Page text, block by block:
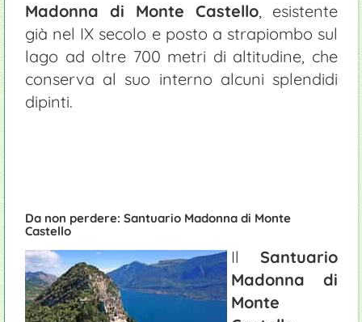
Madonna di Monte Castello, esistente
già nel IX secolo e posto a strapiombo sul
lago ad oltre 700 metri di altitudine, che
conserva al suo interno alcuni splendidi
dipinti.
Da non perdere: Santuario Madonna di Monte
Castello
Il Santuario
Madonna di
Monte